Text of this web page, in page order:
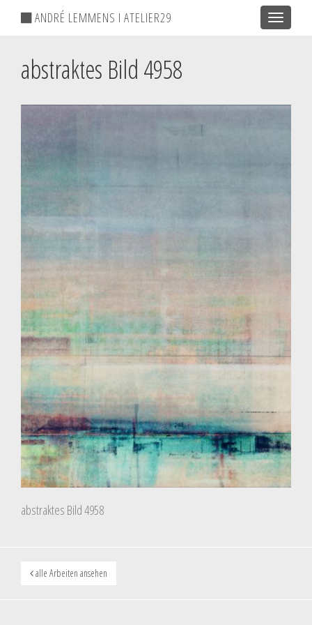
Toggle
ANDRÉ LEMMENS I ATELIER29
abstraktes Bild 4958
abstraktes Bild 4958
alle Arbeiten ansehen